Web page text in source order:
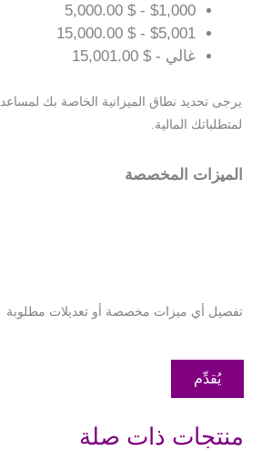
$1,000 - $ 5,000.00
$5,001 - $ 15,000.00
غالي - $ 15,001.00
يرجى تحديد نطاق الميزانية الخاصة بك
لمتطلباتك المالية.
الميزات المخصصة
تفصيل أي ميزات مخصصة أو تعديلات مطلوبة
يُقدِّم
منتجات ذات صلة